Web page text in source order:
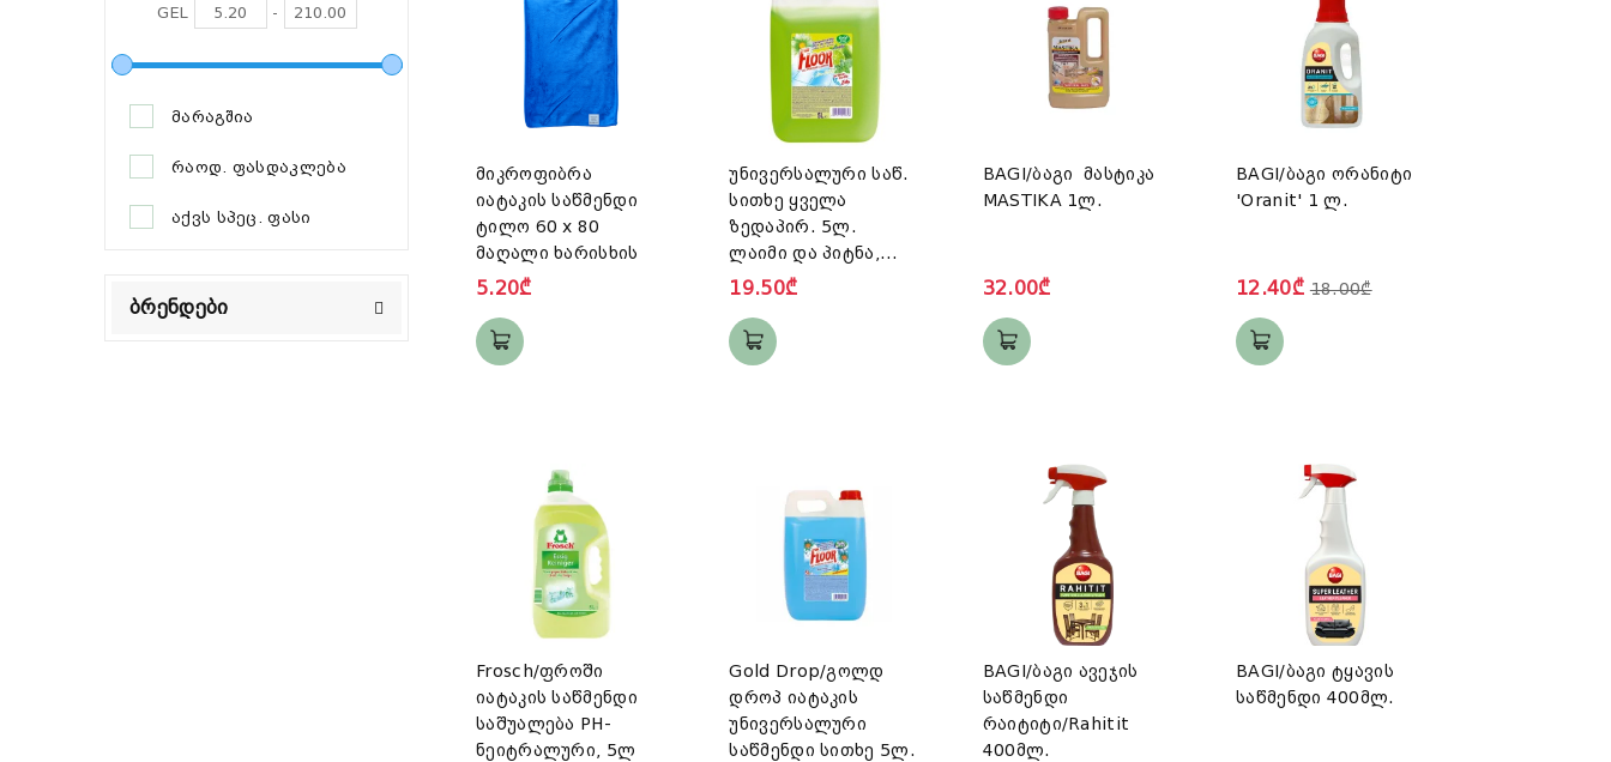
GEL -
მარაგშია
რაოდ. ფასდაკლება
აქვს სპეც. ფასი
Ბრენდები
მიკროფიბრა
იატაკის საწმენდი
ტილო 60 x 80
მაღალი ხარისხის
5.20₾
უნივერსალური საწ.
სითხე ყველა
ზედაპირ. 5ლ.
ლაიმი და პიტნა,
Gold drop/გოლდ
19.50₾
BAGI/ბაგი მასტიკა
MASTIKA 1ლ.
32.00₾
BAGI/ბაგი ორანიტი
'Oranit' 1 ლ.
12.40₾ 18.00₾
Frosch/ფროში
იატაკის საწმენდი
საშუალება PH-
ნეიტრალური, 5ლ
Gold Drop/გოლდ
დროპ იატაკის
უნივერსალური
საწმენდი სითხე 5ლ.
BAGI/ბაგი ავეჯის
საწმენდი
რაიტიტი/Rahitit
400მლ.
BAGI/ბაგი ტყავის
საწმენდი 400მლ.